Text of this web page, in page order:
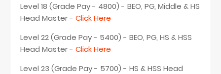
Level 18 (Grade Pay - 4800) - BEO, PG, Middle & HS
Head Master - Click Here
Level 22 (Grade Pay - 5400) - BEO, PG, HS & HSS
Head Master - Click Here
Level 23 (Grade Pay - 5700) - HS & HSS Head